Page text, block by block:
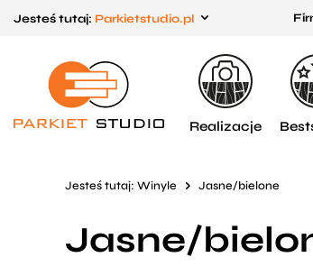
do menu
głównego
do
menu
w
Jesteś tutaj: Parkietstudio.pl
Realizacje
Jesteś tutaj: Winyle Jasne/bielone
Jasne/